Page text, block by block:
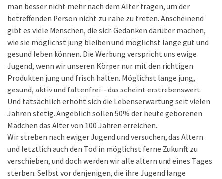
man besser nicht mehr nach dem Alter fragen, um der
betreffenden Person nicht zu nahe zu treten. Anscheinend
gibt es viele Menschen, die sich Gedanken darüber machen,
wie sie möglichst jung bleiben und möglichst lange gut und
gesund leben können. Die Werbung verspricht uns ewige
Jugend, wenn wir unseren Körper nur mit den richtigen
Produkten jung und frisch halten. Möglichst lange jung,
gesund, aktiv und faltenfrei – das scheint erstrebenswert.
Und tatsächlich erhöht sich die Lebenserwartung seit vielen
Jahren stetig. Angeblich sollen 50% der heute geborenen
Mädchen das Alter von 100 Jahren erreichen.
Wir streben nach ewiger Jugend und versuchen, das Altern
und letztlich auch den Tod in möglichst ferne Zukunft zu
verschieben, und doch werden wir alle altern und eines Tages
sterben. Selbst vor denjenigen, die ihre Jugend lange